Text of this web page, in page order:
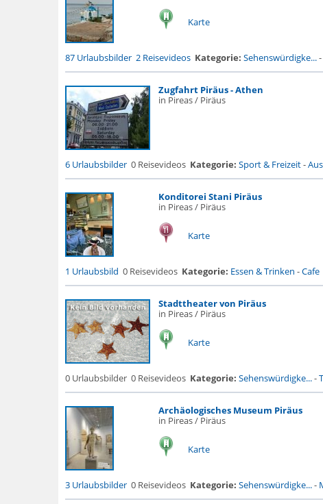
Karte
87 Urlaubsbilder 2 Reisevideos Kategorie: Sehenswürdigke...-
Zugfahrt Piräus - Athen
in Pireas / Piräus
6 Urlaubsbilder 0 Reisevideos Kategorie: Sport & Freizeit-
Konditorei Stani Piräus
in Pireas / Piräus
Karte
1 Urlaubsbild 0 Reisevideos Kategorie: Essen & Trinken -Cafe
Stadttheater von Piräus
in Pireas / Piräus
Karte
0 Urlaubsbilder 0 Reisevideos Kategorie: Sehenswürdigke...-
Archäologisches Museum Piräus
in Pireas / Piräus
Karte
3 Urlaubsbilder 0 Reisevideos Kategorie: Sehenswürdigke...-